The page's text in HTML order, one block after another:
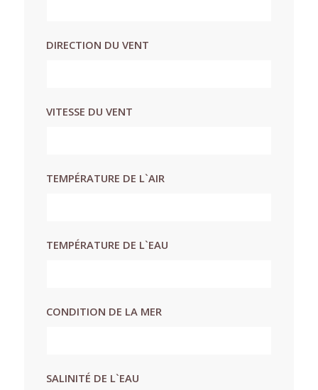
DIRECTION DU VENT
VITESSE DU VENT
TEMPÉRATURE DE L`AIR
TEMPÉRATURE DE L`EAU
CONDITION DE LA MER
SALINITÉ DE L`EAU